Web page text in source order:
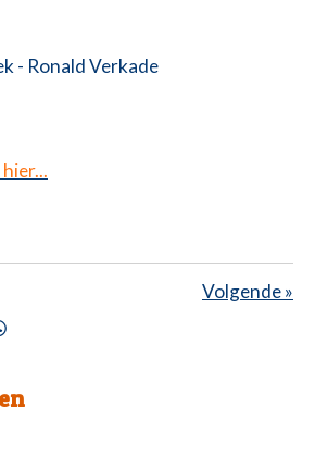
- Ronald Verkade
Volgende»